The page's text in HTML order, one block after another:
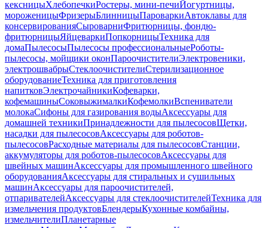
кексницыХлебопечкиРостеры, мини-печиЙогуртницы,
мороженицыФризерыБлинницыПароваркиАвтоклавы для
консервированияСыроварниФритюрницы, фондю-
фритюрницыЯйцеваркиПопкорницыТехника для
домаПылесосыПылесосы профессиональныеРоботы-
пылесосы, мойщики оконПароочистителиЭлектровеники,
электрошвабрыСтеклоочистителиСтерилизационное
оборудованиеТехника для приготовления
напитковЭлектрочайникиКофеварки,
кофемашиныСоковыжималкиКофемолкиВспениватели
молокаСифоны для газирования водыАксессуары для
домашней техникиПринадлежности для пылесосовЩетки,
насадки для пылесосовАксессуары для роботов-
пылесосовРасходные материалы для пылесосовСтанции,
аккумуляторы для роботов-пылесосовАксессуары для
швейных машинАксессуары для промышленного швейного
оборудованияАксессуары для стиральных и сушильных
машинАксессуары для пароочистителей,
отпаривателейАксессуары для стеклоочистителейТехника для
измельчения продуктовБлендерыКухонные комбайны,
измельчителиПланетарные